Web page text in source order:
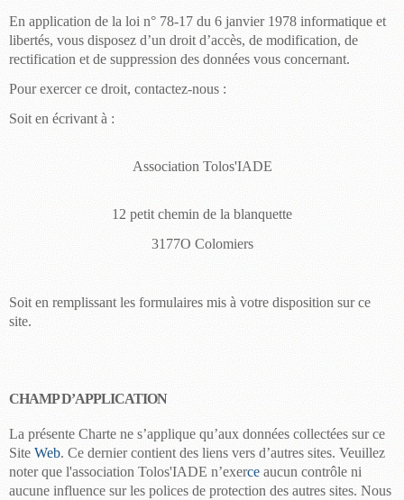
En application de la loi n° 78-17 du 6 janvier 1978 informatique et
libertés, vous disposez d’un droit d’accès, de modification, de
rectification et de suppression des données vous concernant.
Pour exercer ce droit, contactez-nous :
Soit en écrivant à :
Association Tolos'IADE
12 petit chemin de la blanquette
3177O Colomiers
Soit en remplissant les formulaires mis à votre disposition sur ce
site.
CHAMP D’APPLICATION
La présente Charte ne s’applique qu’aux données collectées sur ce
Site Web. Ce dernier contient des liens vers d’autres sites. Veuillez
noter que l'association Tolos'IADE n’exerce aucun contrôle ni
aucune influence sur les polices de protection des autres sites. Nous